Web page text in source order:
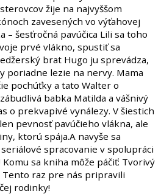
žije na najvyššom
zavesených vo výťahovej
šesťročná pavúčica Lili sa toho
prvé vlákno, spustiť sa
brat Hugo ju sprevádza,
poriadne lezie na nervy. Mama
pochúťky a tato Walter o
babka Matilda a vášnivý
o prekvapivé vynálezy. V šiestich
pevnosť pavúčieho vlákna, ale
ktorú spája.A navyše sa
spracovanie v spolupráci
Komu sa kniha môže páčiť: Tvorivý
Tento raz pre nás pripravili
rodinky!